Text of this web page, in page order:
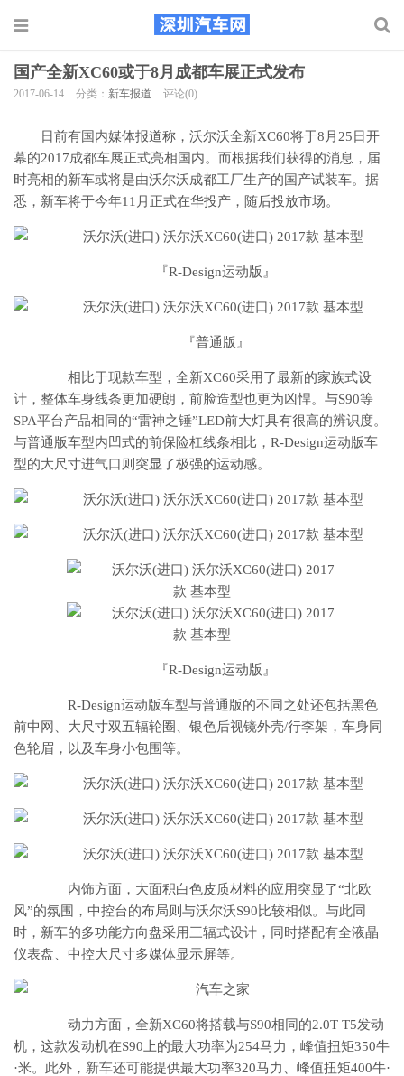
国产全新XC60或于8月成都车展正式发布
2017-06-14 分类： 新车报道 评论(0)
日前有国内媒体报道称，沃尔沃全新XC60将于8月25日开
幕的2017成都车展正式亮相国内。而根据我们获得的消息，届
时亮相的新车或将是由沃尔沃成都工厂生产的国产试装车。据
悉，新车将于今年11月正式在华投产，随后投放市场。
『R-Design运动版』
『普通版』
相比于现款车型，全新XC60采用了最新的家族式设
计，整体车身线条更加硬朗，前脸造型也更为凶悍。与S90等
SPA平台产品相同的“雷神之锤”LED前大灯具有很高的辨识度。
与普通版车型内凹式的前保险杠线条相比，R-Design运动版车
型的大尺寸进气口则突显了极强的运动感。
『R-Design运动版』
R-Design运动版车型与普通版的不同之处还包括黑色
前中网、大尺寸双五辐轮圈、银色后视镜外壳/行李架，车身同
色轮眉，以及车身小包围等。
内饰方面，大面积白色皮质材料的应用突显了“北欧
风”的氛围，中控台的布局则与沃尔沃S90比较相似。与此同
时，新车的多功能方向盘采用三辐式设计，同时搭配有全液晶
仪表盘、中控大尺寸多媒体显示屏等。
动力方面，全新XC60将搭载与S90相同的2.0T T5发动
机，这款发动机在S90上的最大功率为254马力，峰值扭矩350牛
·米。此外，新车还可能提供最大功率320马力、峰值扭矩400牛·